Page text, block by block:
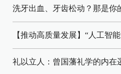
洗牙出血、牙齿松动？那是你
【推动高质量发展】“人工智
礼以立人：曾国藩礼学的内在